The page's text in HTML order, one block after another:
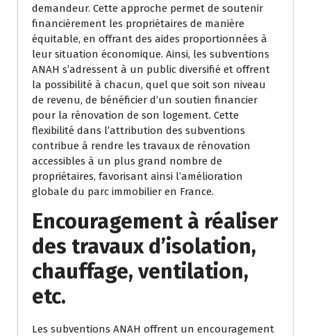
demandeur. Cette approche permet de soutenir
financièrement les propriétaires de manière
équitable, en offrant des aides proportionnées à
leur situation économique. Ainsi, les subventions
ANAH s’adressent à un public diversifié et offrent
la possibilité à chacun, quel que soit son niveau
de revenu, de bénéficier d’un soutien financier
pour la rénovation de son logement. Cette
flexibilité dans l’attribution des subventions
contribue à rendre les travaux de rénovation
accessibles à un plus grand nombre de
propriétaires, favorisant ainsi l’amélioration
globale du parc immobilier en France.
Encouragement à réaliser
des travaux d’isolation,
chauffage, ventilation,
etc.
Les subventions ANAH offrent un encouragement